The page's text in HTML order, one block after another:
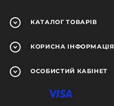
КАТАЛОГ ТОВАРІВ
КОРИСНА ІНФОРМАЦІЯ
ОСОБИСТИЙ КАБІНЕТ